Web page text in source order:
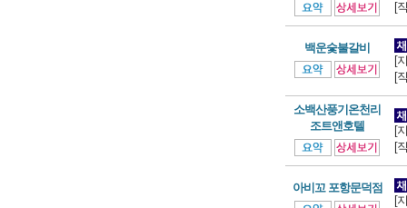
[
백운숯불갈비
[
[
소백산풍기온천리
조트앤호텔
[
[
아비꼬 포항문덕점
[